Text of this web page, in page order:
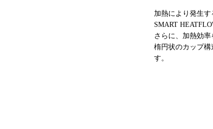
加熱により発生す
SMART
さらに、加熱効率
楕円状のカップ
す。